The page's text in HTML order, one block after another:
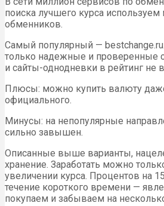
поиска лучшего курса используем
обменников.
Самый популярный —
только надежные и проверенные
и сайты-однодневки в рейтинг не
Плюсы: можно купить валюту
официального.
Минусы: на непопулярные
сильно завышен.
Описанные выше варианты,
хранение. Заработать можно
увеличении курса. Процентов на
течение короткого времени —
покупаем и забываем на